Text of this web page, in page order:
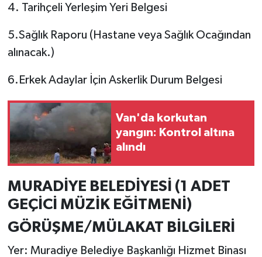
4. Tarihçeli Yerleşim Yeri Belgesi
5.Sağlık Raporu (Hastane veya Sağlık Ocağından
alınacak.)
6.Erkek Adaylar İçin Askerlik Durum Belgesi
Van'da korkutan
yangın: Kontrol altına
alındı
MURADİYE BELEDİYESİ (1 ADET
GEÇİCİ MÜZİK EĞİTMENİ)
GÖRÜŞME/MÜLAKAT BİLGİLERİ
Yer: Muradiye Belediye Başkanlığı Hizmet Binası